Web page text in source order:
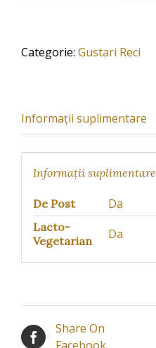
Categorie: Gustari Reci
Informații suplimentare
Informații suplimentare
De Post Da
Lacto-
Vegetarian
Da
Share On